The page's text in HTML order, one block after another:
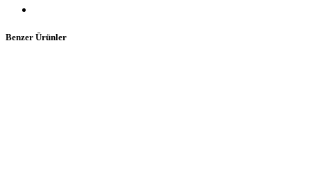
Benzer Ürünler